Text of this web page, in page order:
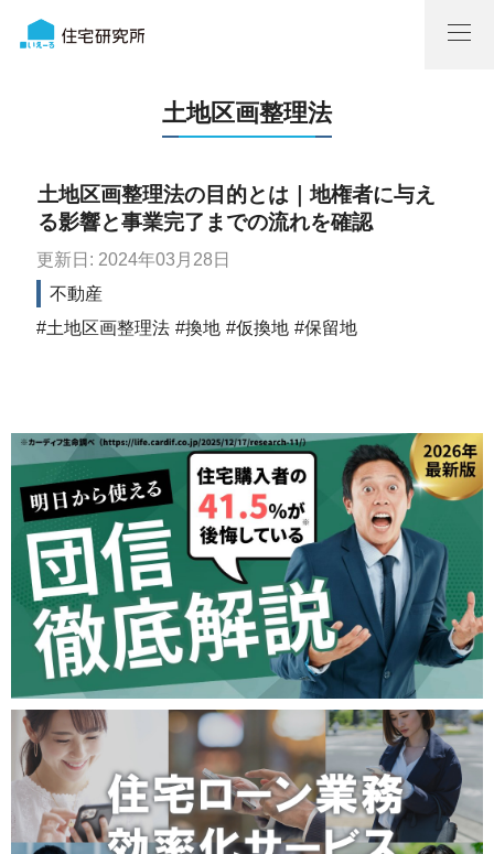
土地区画整理法
土地区画整理法の目的とは｜地権者に与え
る影響と事業完了までの流れを確認
更新日: 2024年03月28日
不動産
土地区画整理法
換地 仮換地 保留地